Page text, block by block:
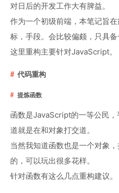
对日后的开发工作大有脾益。
作为一个初级前端，本笔记旨
标，手段。会比较偏颇，只具备
这里重构主要针对JavaScript。
代码重构
提炼函数
函数是JavaScript的一等公民
道就是在和对象打交道。
当然我知道函数也是一个对象
的，可以玩出很多花样。
针对函数有这么几点重构建议。